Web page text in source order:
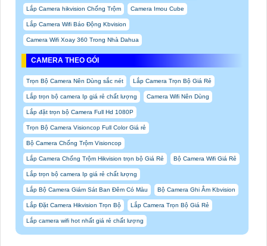
Lắp Camera hikvision Chống Trộm Camera Imou Cube
Lắp Camera Wifi Báo Động Kbvision
Camera Wifi Xoay 360 Trong Nhà Dahua
CAMERA THEO GÓI
Trọn Bộ Camera Nên Dùng sắc nét Lắp Camera Trọn Bộ Giá Rẻ
Lắp trọn bộ camera Ip giá rẻ chất lượng Camera Wifi Nên Dùng
Lắp đặt trọn bộ Camera Full Hd 1080P
Trọn Bộ Camera Visioncop Full Color Giá rẻ
Bộ Camera Chống Trộm Visioncop
Lắp Camera Chống Trộm Hikvision trọn bộ Giá Rẻ Bộ Camera Wifi Giá Rẻ
Lắp trọn bộ camera Ip giá rẻ chất lượng
Lắp Bộ Camera Giám Sát Ban Đêm Có Màu Bộ Camera Ghi Âm Kbvision
Lắp Đặt Camera Hikvision Trọn Bộ Lắp Camera Trọn Bộ Giá Rẻ
Lắp camera wifi hot nhất giá rẻ chất lượng